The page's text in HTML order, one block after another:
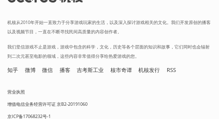
机核从2010年开始一直致力于分享游戏玩家的生活，以及深入探讨游戏相关的文化。我们开发原创的播客
以及视频节目，一直在不断寻找民间高质量的内容创作者。
我们坚信游戏不止是游戏，游戏中包含的科学，文化，历史等各个层面的知识和故事，它们同时也会辐射
到二次元甚至电影的领域，这些内容非常值得分享给热爱游戏的您。
知乎 微博 微信 播客 吉考斯工业 核市奇谭 机核发行 RSS
营业执照
增值电信业务经营许可证 京B2-20191060
京ICP备17068232号-1